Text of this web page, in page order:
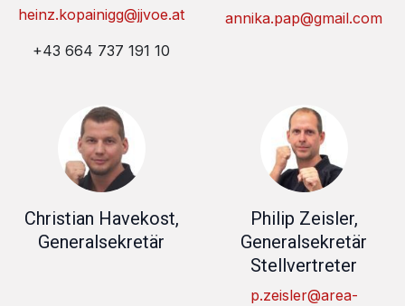
heinz.kopainigg@jjvoe.at
+43 664 737 191 10
annika.pap@gmail.com
Christian Havekost,
Generalsekretär
Philip Zeisler,
Generalsekretär
Stellvertreter
p.zeisler@area-